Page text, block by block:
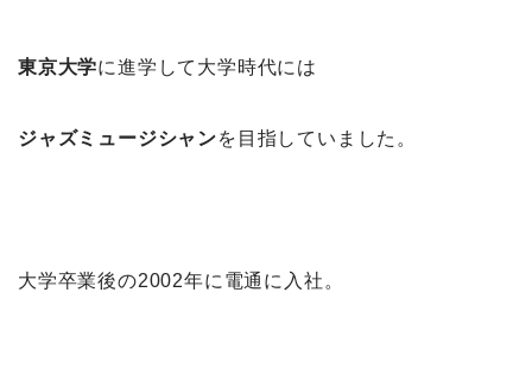
東京大学に進学して大学時代には
ジャズミュージシャンを目指していました。
大学卒業後の2002年に電通に入社。